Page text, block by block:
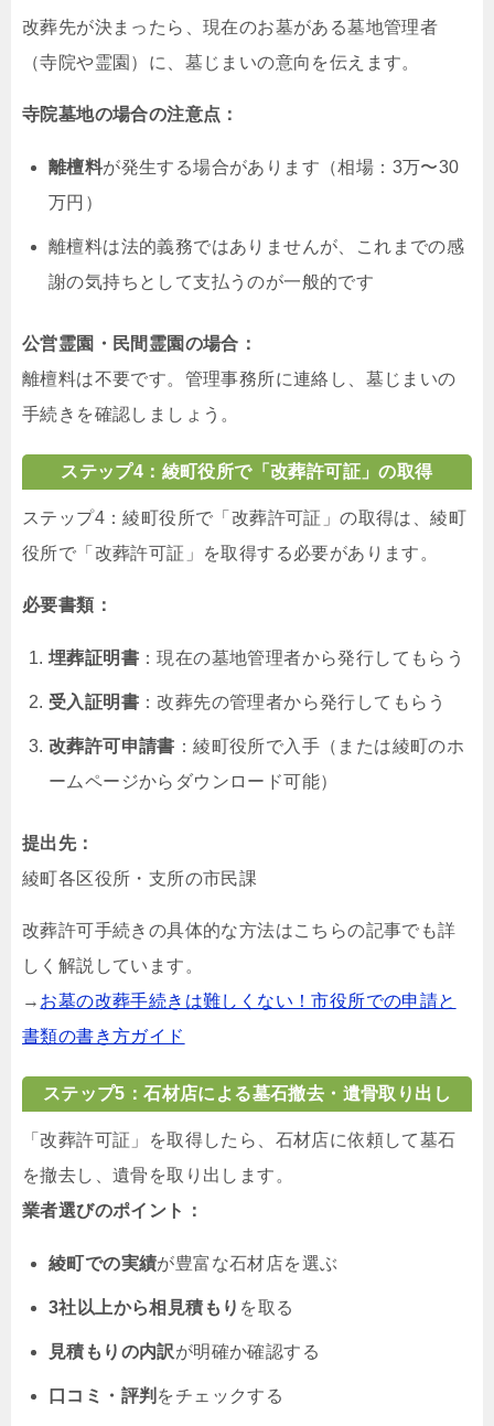
改葬先が決まったら、現在のお墓がある墓地管理者
（寺院や霊園）に、墓じまいの意向を伝えます。
寺院墓地の場合の注意点：
離檀料が発生する場合があります（相場：3万〜30
万円）
離檀料は法的義務ではありませんが、これまでの感
謝の気持ちとして支払うのが一般的です
公営霊園・民間霊園の場合：
離檀料は不要です。管理事務所に連絡し、墓じまいの
手続きを確認しましょう。
ステップ4：綾町役所で「改葬許可証」の取得
ステップ4：綾町役所で「改葬許可証」の取得は、綾町
役所で「改葬許可証」を取得する必要があります。
必要書類：
埋葬証明書 ：現在の墓地管理者から発行してもらう
受入証明書 ：改葬先の管理者から発行してもらう
改葬許可申請書 ：綾町役所で入手（または綾町のホ
ームページからダウンロード可能）
提出先：
綾町各区役所・支所の市民課
改葬許可手続きの具体的な方法はこちらの記事でも詳
しく解説しています。
→ お墓の改葬手続きは難しくない！市役所での申請と
書類の書き方ガイド
ステップ5：石材店による墓石撤去・遺骨取り出し
「改葬許可証」を取得したら、石材店に依頼して墓石
を撤去し、遺骨を取り出します。
業者選びのポイント：
綾町での実績が豊富な石材店を選ぶ
3社以上から相見積もり を取る
見積もりの内訳が明確か確認する
口コミ・評判 をチェックする